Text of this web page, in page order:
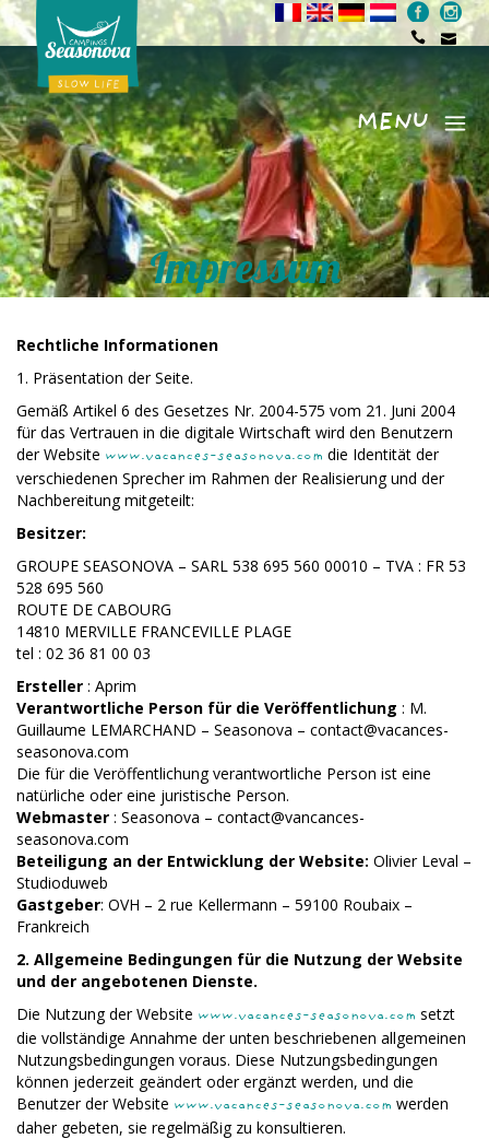
Menu
MENU
Impressum
Rechtliche Informationen
1. Präsentation der Seite.
Gemäß Artikel 6 des Gesetzes Nr. 2004-575 vom 21. Juni 2004
für das Vertrauen in die digitale Wirtschaft wird den Benutzern
der Website www.vacances-seasonova.com die Identität der
verschiedenen Sprecher im Rahmen der Realisierung und der
Nachbereitung mitgeteilt:
Besitzer:
GROUPE SEASONOVA – SARL 538 695 560 00010 – TVA : FR 53
528 695 560
ROUTE DE CABOURG
14810 MERVILLE FRANCEVILLE PLAGE
tel : 02 36 81 00 03
Ersteller : Aprim
Verantwortliche Person für die Veröffentlichung : M.
Guillaume LEMARCHAND – Seasonova – contact@vacances-
seasonova.com
Die für die Veröffentlichung verantwortliche Person ist eine
natürliche oder eine juristische Person.
Webmaster : Seasonova – contact@vancances-
seasonova.com
Beteiligung an der Entwicklung der Website: Olivier Leval –
Studioduweb
Gastgeber: OVH – 2 rue Kellermann – 59100 Roubaix –
Frankreich
2. Allgemeine Bedingungen für die Nutzung der Website
und der angebotenen Dienste.
Die Nutzung der Website www.vacances-seasonova.com setzt
die vollständige Annahme der unten beschriebenen allgemeinen
Nutzungsbedingungen voraus. Diese Nutzungsbedingungen
können jederzeit geändert oder ergänzt werden, und die
Benutzer der Website www.vacances-seasonova.com werden
daher gebeten, sie regelmäßig zu konsultieren.